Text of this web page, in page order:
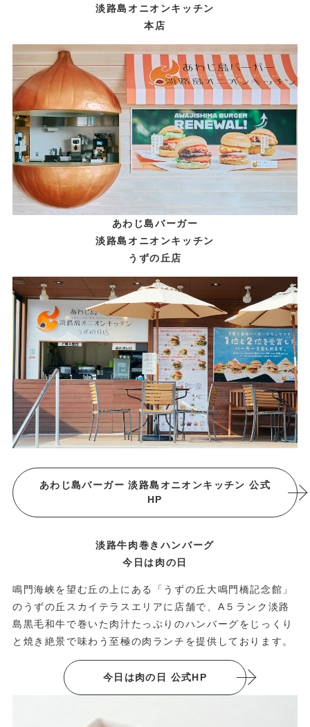
淡路島オニオンキッチン
本店
あわじ島バーガー
淡路島オニオンキッチン
うずの丘店
あわじ島バーガー 淡路島オニオンキッチン 公式
HP
淡路牛肉巻きハンバーグ
今日は肉の日
鳴門海峡を望む丘の上にある「うずの丘大鳴門橋記念館」
のうずの丘スカイテラスエリアに店舗で、A５ランク淡路
島黒毛和牛で巻いた肉汁たっぷりのハンバーグをじっくり
と焼き絶景で味わう至極の肉ランチを提供しております。
今日は肉の日 公式HP